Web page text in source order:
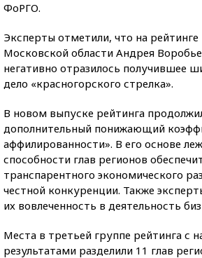
ФоРГО.
Эксперты отметили, что на рейтинге
Московской области Андрея
негативно отразилось получившее
дело «красногорского стрелка».
В новом выпуске рейтинга
дополнительный понижающий
аффилированности». В его основе
способности глав регионов
транспарентного экономического
честной конкуренции. Также
их вовлеченность в деятельность
Места в третьей группе рейтинга с
результатами разделили 11 глав